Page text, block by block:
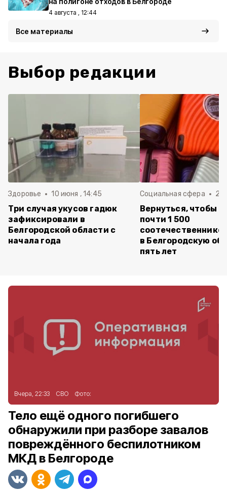
4 августа , 12:44
Все материалы
Выбор редакции
Здоровье 10 июня , 14:45
Три случая укусов гадюк
зафиксировали в
Белгородской области с
начала года
Социальная сфера 20
Вернуться, чтобы
почти 1 500
в Белгородскую
пять лет
Вчера, 22:33 СВО Фото:
Тело ещё одного погибшего
обнаружили при разборе завалов
повреждённого беспилотником
МКД в Белгороде